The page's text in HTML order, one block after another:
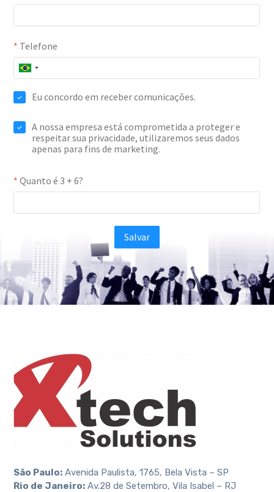
São Paulo: Avenida Paulista, 1765, Bela Vista – SP
Rio de Janeiro: Av.28 de Setembro, Vila Isabel – RJ